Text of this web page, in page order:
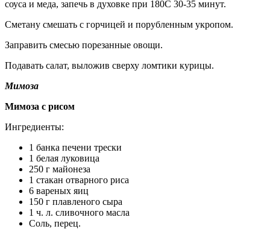
соуса и меда, запечь в духовке при 180С 30-35 минут.
Сметану смешать с горчицей и порубленным укропом.
Заправить смесью порезанные овощи.
Подавать салат, выложив сверху ломтики курицы.
Мимоза
Мимоза с рисом
Ингредиенты:
1 банка печени трески
1 белая луковица
250 г майонеза
1 стакан отварного риса
6 вареных яиц
150 г плавленого сыра
1 ч. л. сливочного масла
Соль, перец.